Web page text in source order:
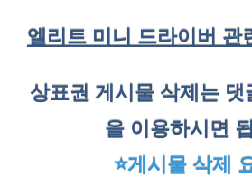
엘리트 미니 드라이버 관
상표권 게시물 삭제는 댓
을 이용하시면
⭐게시물 삭제